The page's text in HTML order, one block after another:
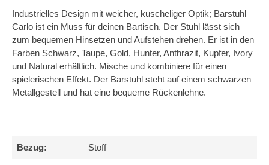
Industrielles Design mit weicher, kuscheliger Optik; Barstuhl
Carlo ist ein Muss für deinen Bartisch. Der Stuhl lässt sich
zum bequemen Hinsetzen und Aufstehen drehen. Er ist in den
Farben Schwarz, Taupe, Gold, Hunter, Anthrazit, Kupfer, Ivory
und Natural erhältlich. Mische und kombiniere für einen
spielerischen Effekt. Der Barstuhl steht auf einem schwarzen
Metallgestell und hat eine bequeme Rückenlehne.
Bezug: Stoff